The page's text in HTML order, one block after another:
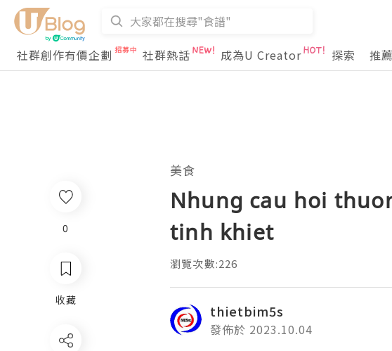
社群創作有價企劃
社群熱話 成為U Creator 探索 推
0
收藏
美食
Nhung cau hoi
tinh khiet
瀏覽次數:226
thietbim5s
發佈於 2023.10.04